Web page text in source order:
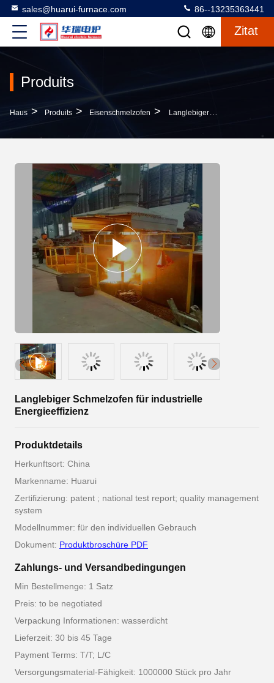
sales@huarui-furnace.com 86--13235363441
Zitat
Produits
Haus > Produits > Eisenschmelzofen > Langlebiger Schmelzofen Für Industrielle Energieeffizienz
Langlebiger Schmelzofen für industrielle
Energieeffizienz
Produktdetails
Herkunftsort: China
Markenname: Huarui
Zertifizierung: patent ; national test report; quality management
system
Modellnummer: für den individuellen Gebrauch
Dokument: Produktbroschüre PDF
Zahlungs- und Versandbedingungen
Min Bestellmenge: 1 Satz
Preis: to be negotiated
Verpackung Informationen: wasserdicht
Lieferzeit: 30 bis 45 Tage
Payment Terms: T/T; L/C
Versorgungsmaterial-Fähigkeit: 1000000 Stück pro Jahr